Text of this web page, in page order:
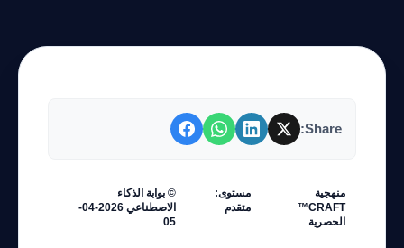
Share:
منهجية
CRAFT™
الحصرية
مستوى:
متقدم
© بوابة الذكاء
الاصطناعي 2026-04-
05